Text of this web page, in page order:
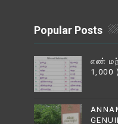
Popular Posts
எண்
1,000